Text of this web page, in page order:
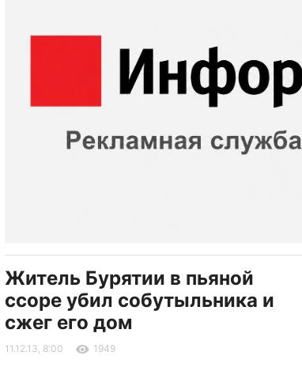
Житель Бурятии в пьяной
ссоре убил собутыльника и
сжег его дом
11.12.13, 8:00 1949